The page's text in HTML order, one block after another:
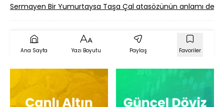
Sermayen Bir Yumurtaysa Taşa Çal atasözünün anlamı
Ana Sayfa Yazı Boyutu Paylaş Favoriler